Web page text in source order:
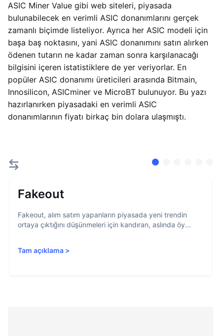
ASIC Miner Value gibi web siteleri, piyasada
bulunabilecek en verimli ASIC donanımlarını gerçek
zamanlı biçimde listeliyor. Ayrıca her ASIC modeli için
başa baş noktasını, yani ASIC donanımını satın alırken
ödenen tutarın ne kadar zaman sonra karşılanacağı
bilgisini içeren istatistiklere de yer veriyorlar. En
popüler ASIC donanımı üreticileri arasında Bitmain,
Innosilicon, ASICminer ve MicroBT bulunuyor. Bu yazı
hazırlanırken piyasadaki en verimli ASIC
donanımlarının fiyatı birkaç bin dolara ulaşmıştı.
Fakeout
Fakeout, alım satım yapanların piyasada yeni trendin
ortaya çıktığını düşünmeleri için kandıran, aslında öy...
Tam açıklama >